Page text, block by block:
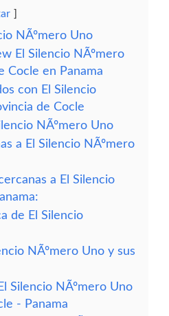
NÃºmero Uno
El Silencio NÃºmero
Cocle en Panama
con El Silencio
de Cocle
NÃºmero Uno
a El Silencio NÃºmero
a El Silencio
de El Silencio
NÃºmero Uno y sus
Silencio NÃºmero Uno
- Panama